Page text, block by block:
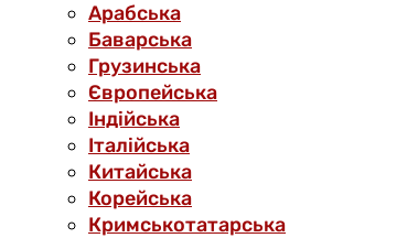
Арабська
Баварська
Грузинська
Європейська
Індійська
Італійська
Китайська
Корейська
Кримськотатарська